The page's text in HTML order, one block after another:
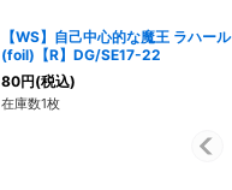
【WS】自己中心的な魔王 ラハール
(foil)【R】DG/SE17-22
80円(税込)
在庫数1枚